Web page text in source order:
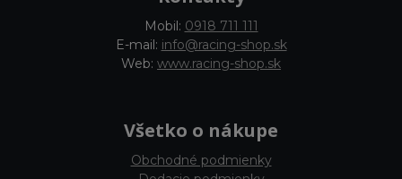
Mobil: 0918 711 111
E-mail: info@racing-shop.sk
Web: www.racing-shop.sk
Všetko o nákupe
Obchodné podmienky